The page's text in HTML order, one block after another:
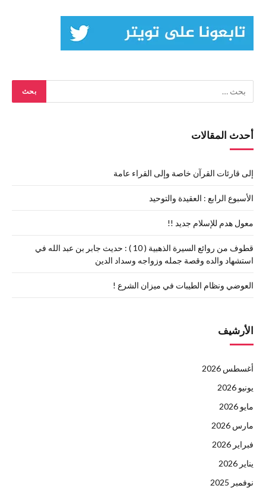
أحدث المقالات
إلى قارئات القرآن خاصة وإلى القراء عامة
الأسبوع الرابع : العقيدة والتوحيد
معول هدم للإسلام جديد !!
قطوف من روائع السيرة الذهبية ( 10 ) : حديث جابر بن عبد الله في
استشهاد والده وقصة جمله وزواجه وسداد الدين
العوضي ونظام الطيبات في ميزان الشرع !
الأرشيف
أغسطس 2026
يونيو 2026
مايو 2026
مارس 2026
فبراير 2026
يناير 2026
نوفمبر 2025